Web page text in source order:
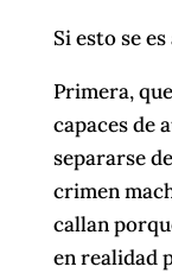
Si esto se
Primera,
capaces de
separarse
crimen
callan
en realidad